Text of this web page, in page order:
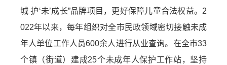
城 护‘未’成长”品牌项目，更好保障儿童合法权益。2
022年以来，每年组织对全市民政领域密切接触未成
年人单位工作人员600余人进行从业查询。在全市33
个镇（街道）建成25个未成年人保护工作站，坚持